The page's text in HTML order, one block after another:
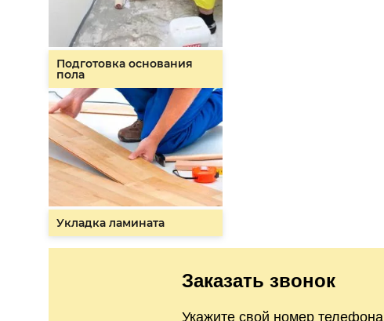
Подготовка основания
пола
Укладка ламината
Заказать звонок
Укажите свой номер телефона